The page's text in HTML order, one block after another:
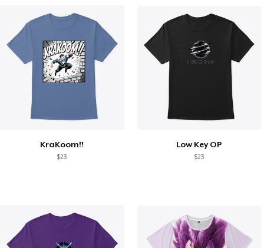
KraKoom!!
$23
Low Key OP
$23